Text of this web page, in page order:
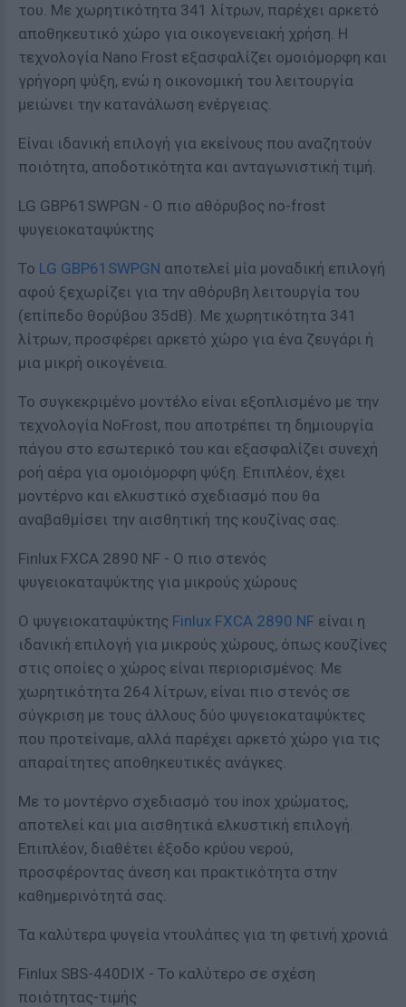
του. Με χωρητικότητα 341 λίτρων, παρέχει αρκετό
αποθηκευτικό χώρο για οικογενειακή χρήση. Η
τεχνολογία Nano Frost εξασφαλίζει ομοιόμορφη και
γρήγορη ψύξη, ενώ η οικονομική του λειτουργία
μειώνει την κατανάλωση ενέργειας.
Είναι ιδανική επιλογή για εκείνους που αναζητούν
ποιότητα, αποδοτικότητα και ανταγωνιστική τιμή.
LG GBP61SWPGN - Ο πιο αθόρυβος no-frost
ψυγειοκαταψύκτης
Το LG GBP61SWPGN αποτελεί μία μοναδική επιλογή
αφού ξεχωρίζει για την αθόρυβη λειτουργία του
(επίπεδο θορύβου 35dB). Με χωρητικότητα 341
λίτρων, προσφέρει αρκετό χώρο για ένα ζευγάρι ή
μια μικρή οικογένεια.
Το συγκεκριμένο μοντέλο είναι εξοπλισμένο με την
τεχνολογία NoFrost, που αποτρέπει τη δημιουργία
πάγου στο εσωτερικό του και εξασφαλίζει συνεχή
ροή αέρα για ομοιόμορφη ψύξη. Επιπλέον, έχει
μοντέρνο και ελκυστικό σχεδιασμό που θα
αναβαθμίσει την αισθητική της κουζίνας σας.
Finlux FXCA 2890 NF - Ο πιο στενός
ψυγειοκαταψύκτης για μικρούς χώρους
Ο ψυγειοκαταψύκτης Finlux FXCA 2890 NF είναι η
ιδανική επιλογή για μικρούς χώρους, όπως κουζίνες
στις οποίες ο χώρος είναι περιορισμένος. Με
χωρητικότητα 264 λίτρων, είναι πιο στενός σε
σύγκριση με τους άλλους δύο ψυγειοκαταψύκτες
που προτείναμε, αλλά παρέχει αρκετό χώρο για τις
απαραίτητες αποθηκευτικές ανάγκες.
Με το μοντέρνο σχεδιασμό του inox χρώματος,
αποτελεί και μια αισθητικά ελκυστική επιλογή.
Επιπλέον, διαθέτει έξοδο κρύου νερού,
προσφέροντας άνεση και πρακτικότητα στην
καθημερινότητά σας.
Τα καλύτερα ψυγεία ντουλάπες για τη φετινή χρονιά
Finlux SBS-440DIX - Το καλύτερο σε σχέση
ποιότητας-τιμής